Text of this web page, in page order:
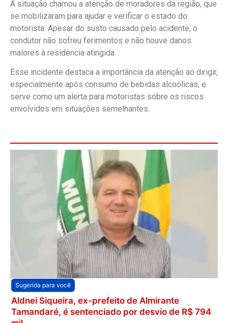
A situação chamou a atenção de moradores da região, que
se mobilizaram para ajudar e verificar o estado do
motorista. Apesar do susto causado pelo acidente, o
condutor não sofreu ferimentos e não houve danos
maiores à residência atingida.
Esse incidente destaca a importância da atenção ao dirigir,
especialmente após consumo de bebidas alcoólicas, e
serve como um alerta para motoristas sobre os riscos
envolvidos em situações semelhantes.
Sugerida para você
Aldnei Siqueira, ex-prefeito de Almirante
Tamandaré, é sentenciado por desvio de R$ 794